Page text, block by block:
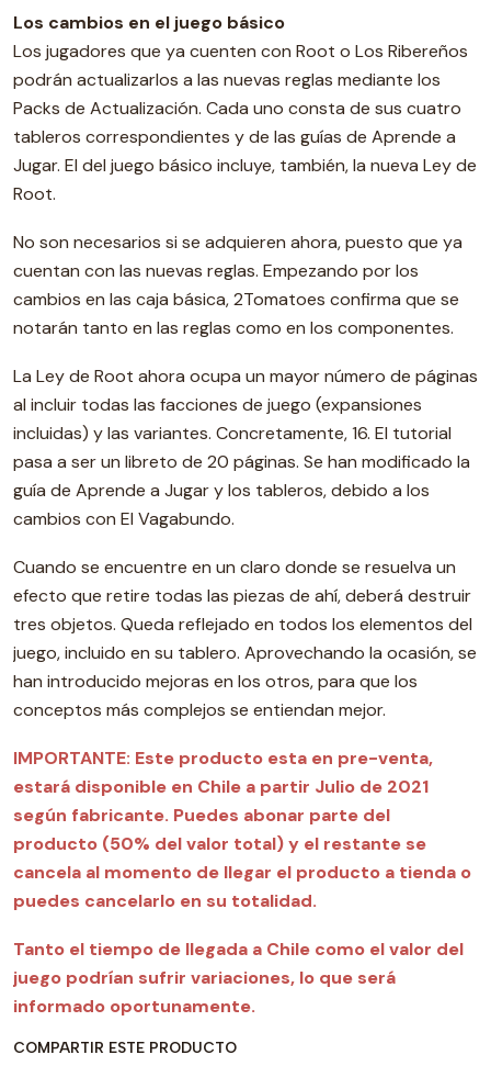
Los cambios en el juego básico
Los jugadores que ya cuenten con Root o Los Ribereños
podrán actualizarlos a las nuevas reglas mediante los
Packs de Actualización. Cada uno consta de sus cuatro
tableros correspondientes y de las guías de Aprende a
Jugar. El del juego básico incluye, también, la nueva Ley de
Root.
No son necesarios si se adquieren ahora, puesto que ya
cuentan con las nuevas reglas. Empezando por los
cambios en las caja básica, 2Tomatoes confirma que se
notarán tanto en las reglas como en los componentes.
La Ley de Root ahora ocupa un mayor número de páginas
al incluir todas las facciones de juego (expansiones
incluidas) y las variantes. Concretamente, 16. El tutorial
pasa a ser un libreto de 20 páginas. Se han modificado la
guía de Aprende a Jugar y los tableros, debido a los
cambios con El Vagabundo.
Cuando se encuentre en un claro donde se resuelva un
efecto que retire todas las piezas de ahí, deberá destruir
tres objetos. Queda reflejado en todos los elementos del
juego, incluido en su tablero. Aprovechando la ocasión, se
han introducido mejoras en los otros, para que los
conceptos más complejos se entiendan mejor.
IMPORTANTE: Este producto esta en pre-venta,
estará disponible en Chile a partir Julio de 2021
según fabricante. Puedes abonar parte del
producto (50% del valor total) y el restante se
cancela al momento de llegar el producto a tienda o
puedes cancelarlo en su totalidad.
Tanto el tiempo de llegada a Chile como el valor del
juego podrían sufrir variaciones, lo que será
informado oportunamente.
COMPARTIR ESTE PRODUCTO